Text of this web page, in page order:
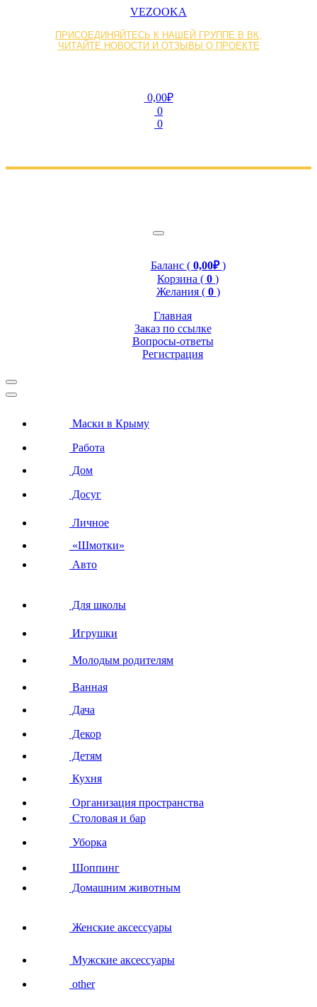
VEZOOKA
ПРИСОЕДИНЯЙТЕСЬ К НАШЕЙ ГРУППЕ В ВК,
ЧИТАЙТЕ НОВОСТИ И ОТЗЫВЫ О ПРОЕКТЕ
0,00₽
0
0
Баланс ( 0,00₽)
Корзина ( 0 )
Желания ( 0 )
Главная
Заказ по ссылке
Вопросы-ответы
Регистрация
Маски в Крыму
Работа
Дом
Досуг
Личное
«Шмотки»
Авто
Для школы
Игрушки
Молодым родителям
Ванная
Дача
Декор
Детям
Кухня
Организация пространства
Столовая и бар
Уборка
Шоппинг
Домашним животным
Женские аксессуары
Мужские аксессуары
other